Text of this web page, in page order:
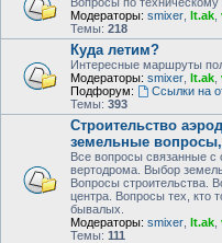
Модераторы: smixer lt.ak
Темы: 218
Куда летим?
Интересные маршруты
Модераторы: smixer lt.ak
Подфорум:
Ссылки на
Темы: 393
Строительство
земельные
Все вопросы связанные с
вертодрома. Выбор
Вопросы строительства.
центра. Вопросы тех, кто
бывалых.
Модераторы: smixer lt.ak
Темы: 111